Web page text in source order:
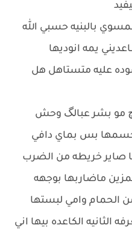
بالبنيه حسبي الله
يمه انوديها
عليه متستاهل هل
مو بشر عبالگ وحش
جسمها بس بماي دافي
خريطه من الضرب
ماضاربها بوجهه
الحمام وامي لبستها
الثانيه الكاعده بيها اني